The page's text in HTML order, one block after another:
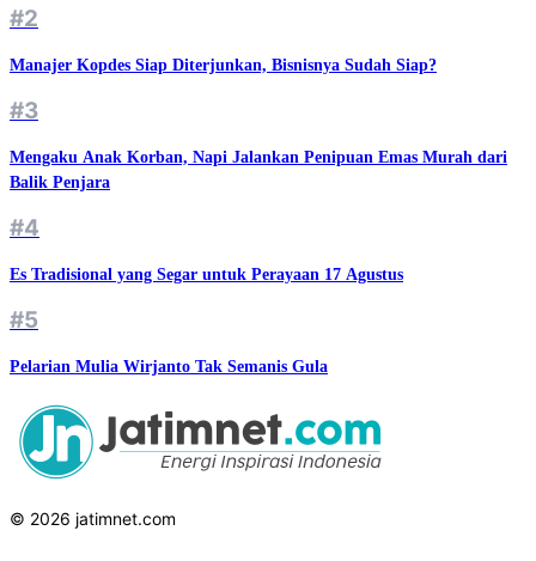
#2
Manajer Kopdes Siap Diterjunkan, Bisnisnya Sudah Siap?
#3
Mengaku Anak Korban, Napi Jalankan Penipuan Emas Murah dari
Balik Penjara
#4
Es Tradisional yang Segar untuk Perayaan 17 Agustus
#5
Pelarian Mulia Wirjanto Tak Semanis Gula
© 2026 jatimnet.com